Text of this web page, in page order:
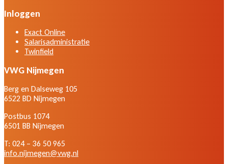
Inloggen
Exact Online
Salarisadministratie
Twinfield
VWG Nijmegen
Berg en Dalseweg 105
6522 BD Nijmegen
Postbus 1074
6501 BB Nijmegen
T: 024 – 36 50 965
info.nijmegen@vwg.nl